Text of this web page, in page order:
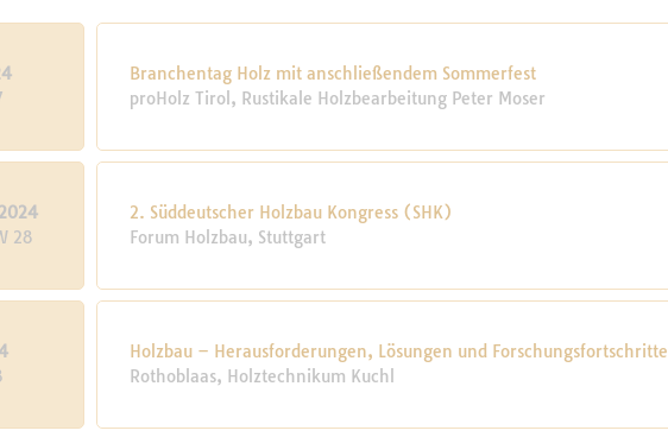
Branchentag Holz mit anschließendem Sommerfest
proHolz Tirol, Rustikale Holzbearbeitung Peter Moser
28
2. Süddeutscher Holzbau Kongress (SHK)
Forum Holzbau, Stuttgart
Holzbau – Herausforderungen, Lösungen und Forschungsfortschritte
Rothoblaas, Holztechnikum Kuchl